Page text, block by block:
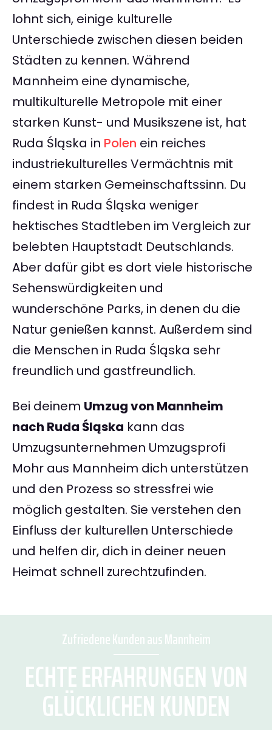
lohnt sich, einige kulturelle
Unterschiede zwischen diesen beiden
Städten zu kennen. Während
Mannheim eine dynamische,
multikulturelle Metropole mit einer
starken Kunst- und Musikszene ist, hat
Ruda Śląska in Polen ein reiches
industriekulturelles Vermächtnis mit
einem starken Gemeinschaftssinn. Du
findest in Ruda Śląska weniger
hektisches Stadtleben im Vergleich zur
belebten Hauptstadt Deutschlands.
Aber dafür gibt es dort viele historische
Sehenswürdigkeiten und
wunderschöne Parks, in denen du die
Natur genießen kannst. Außerdem sind
die Menschen in Ruda Śląska sehr
freundlich und gastfreundlich.
Bei deinem Umzug von Mannheim
nach Ruda Śląska kann das
Umzugsunternehmen Umzugsprofi
Mohr aus Mannheim dich unterstützen
und den Prozess so stressfrei wie
möglich gestalten. Sie verstehen den
Einfluss der kulturellen Unterschiede
und helfen dir, dich in deiner neuen
Heimat schnell zurechtzufinden.
Zufriedene Kunden aus Mannheim
ECHTE ERFAHRUNGEN VON
GLÜCKLICHEN KUNDEN